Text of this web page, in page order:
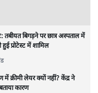
क्या यूरोप की ओर भारत
वैश्विक दबावों और
एक कदम है? वरिष्ठ